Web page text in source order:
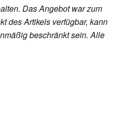
Das Angebot war zum
des Artikels verfügbar, kann
beschränkt sein. Alle